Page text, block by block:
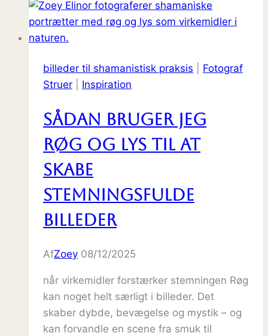
Sådan
fanger
øjeblikke
billeder til shamanistisk praksis
Fotograf
Struer
Inspiration
Sådan bruger jeg
røg og lys til at
skabe
stemningsfulde
billeder
AfZoey 08/12/2025
når virkemidler forstærker stemningen Røg
kan noget helt særligt i billeder. Det
skaber dybde, bevægelse og mystik – og
kan forvandle en scene fra smuk til